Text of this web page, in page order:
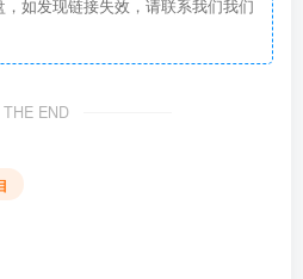
如发现链接失效，请联系我们我们
THE END